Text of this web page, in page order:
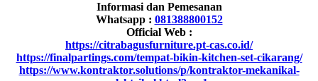
Informasi dan Pemesanan
Whatsapp : 081388800152
Official Web :
https://citrabagusfurniture.pt-cas.co.id/
https://finalpartings.com/tempat-bikin-kitchen-set-cikarang/
https://www.kontraktor.solutions/p/kontraktor-mekanikal-